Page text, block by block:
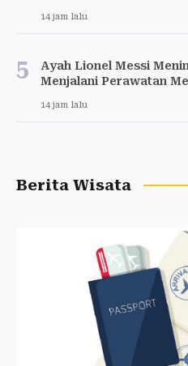
14 jam lalu
5
Ayah Lionel Messi
Menjalani Perawatan
14 jam lalu
Berita Wisata